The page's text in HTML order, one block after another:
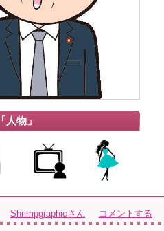
人物」
Shrimpgraphicさん コメントする